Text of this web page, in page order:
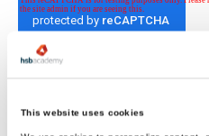
This website uses cookies